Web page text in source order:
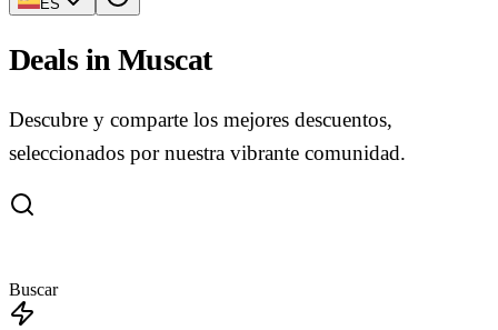
ES
Deals in Muscat
Descubre y comparte los mejores descuentos,
seleccionados por nuestra vibrante comunidad.
Buscar